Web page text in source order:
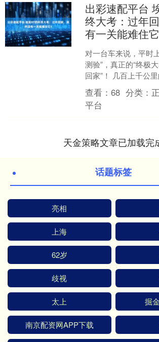
出彩速配平台
终大考：过年
有一关能难住
对一台车来说，平时
测验”，真正的“终极
回家”！ 几百上千公
货和家人，复杂的路
个环节掉链子....
查看：68 分类：
平台
天金策略文章已加载完
话题标签
亮相
上海
62岁
歧视
太上 掘
南京配资网APP下载